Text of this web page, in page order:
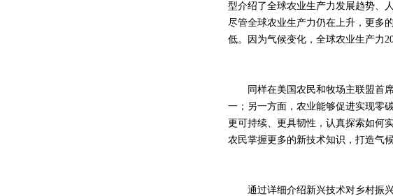
型介绍了全球农业生产力发展趋势、
尽管全球农业生产力仍在上升，更多
低。因为气候变化，全球农业生产力
同样在美国农民和牧场主联盟首席
一；另一方面，农业能够促进实现零
更可持续、更具韧性，认真探索如何
农民掌握更多的新技术知识，打造气
通过详细介绍新兴技术对乡村振兴